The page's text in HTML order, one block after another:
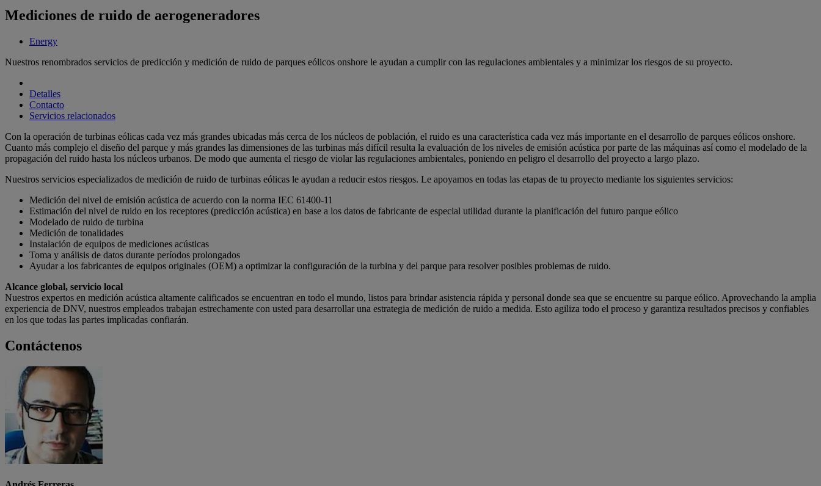
Mediciones de ruido de aerogeneradores
Energy
Nuestros renombrados servicios de predicción y medición de ruido de parques eólicos onshore le ayudan a cumplir con las regulaciones ambientales y a minimizar los riesgos de su proyecto.
Detalles
Contacto
Servicios relacionados
Con la operación de turbinas eólicas cada vez más grandes ubicadas más cerca de los núcleos de población, el ruido es una característica cada vez más importante en el desarrollo de parques eólicos onshore.
Cuanto más complejo el diseño del parque y más grandes las dimensiones de las turbinas más difícil resulta la evaluación de los niveles de emisión acústica por parte de las máquinas así como el modelado de la
propagación del ruido hasta los núcleos urbanos. De modo que aumenta el riesgo de violar las regulaciones ambientales, poniendo en peligro el desarrollo del proyecto a largo plazo.
Nuestros servicios especializados de medición de ruido de turbinas eólicas le ayudan a reducir estos riesgos. Le apoyamos en todas las etapas de tu proyecto mediante los siguientes servicios:
Medición del nivel de emisión acústica de acuerdo con la norma IEC 61400-11
Estimación del nivel de ruido en los receptores (predicción acústica) en base a los datos de fabricante de especial utilidad durante la planificación del futuro parque eólico
Modelado de ruido de turbina
Medición de tonalidades
Instalación de equipos de mediciones acústicas
Toma y análisis de datos durante períodos prolongados
Ayudar a los fabricantes de equipos originales (OEM) a optimizar la configuración de la turbina y del parque para resolver posibles problemas de ruido.
Alcance global, servicio local
Nuestros expertos en medición acústica altamente calificados se encuentran en todo el mundo, listos para brindar asistencia rápida y personal donde sea que se encuentre su parque eólico. Aprovechando la amplia
experiencia de DNV, nuestros empleados trabajan estrechamente con usted para desarrollar una estrategia de medición de ruido a medida. Esto agiliza todo el proceso y garantiza resultados precisos y confiables
en los que todas las partes implicadas confiarán.
Contáctenos